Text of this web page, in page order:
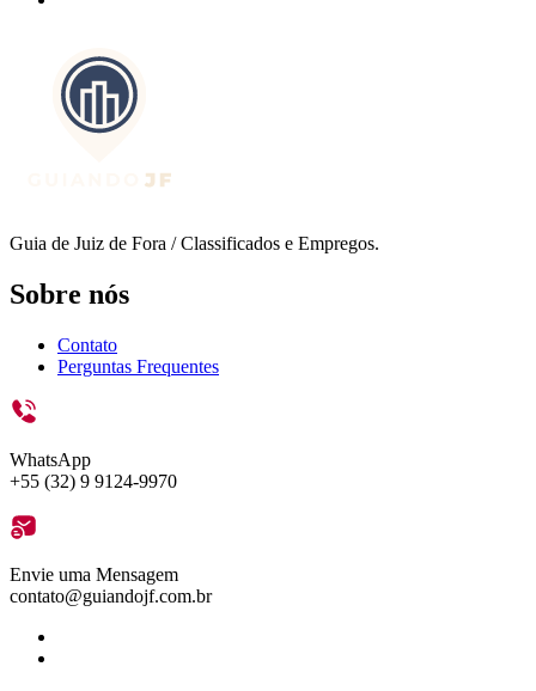
Guia de Juiz de Fora / Classificados e Empregos.
Sobre nós
Contato
Perguntas Frequentes
WhatsApp
+55 (32) 9 9124-9970
Envie uma Mensagem
contato@guiandojf.com.br